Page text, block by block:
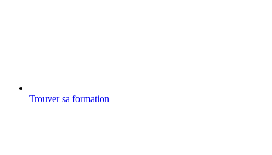
Trouver sa formation